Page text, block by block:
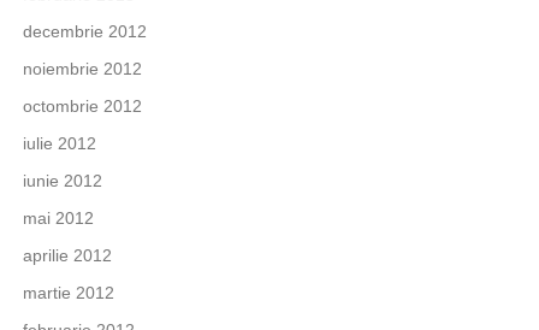
decembrie 2012
noiembrie 2012
octombrie 2012
iulie 2012
iunie 2012
mai 2012
aprilie 2012
martie 2012